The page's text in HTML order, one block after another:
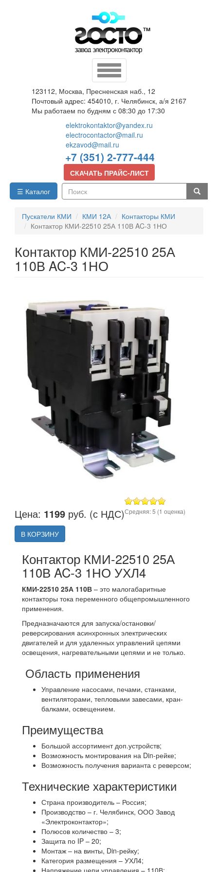
Toggle
navigation
123112, Москва, Пресненская наб., 12
Почтовый адрес: 454010, г. Челябинск, а/я 2167
Мы работаем по будням с 08:30 до 17:30
elektrokontaktor@yandex.ru
electrocontactor@mail.ru
ekzavod@mail.ru
+7 (351) 2-777-444
СКАЧАТЬ ПРАЙС-ЛИСТ
☰ Каталог
Пускатели КМИ
КМИ 12А
Контакторы КМИ
Контактор КМИ-22510 25А 110В AC-3 1НО
Контактор КМИ-22510 25А
110В AC-3 1НО
Цена: 1199 руб. (с НДС)
В КОРЗИНУ
Средняя:5 (1 оценка)
Контактор КМИ-22510 25А
110В AC-3 1НО УХЛ4
КМИ-22510 25А 110В – это малогабаритные
контакторы тока переменного общепромышленного
применения.
Предназначаются для запуска/остановки/
реверсирования асинхронных электрических
двигателей и для удаленных управлений цепями
освещения, нагревательными цепями и не только.
Область применения
Управление насосами, печами, станками,
вентиляторами, тепловыми завесами, кран-
балками, освещением.
Преимущества
Большой ассортимент доп.устройств;
Возможность монтирования на Din-рейке;
Возможность получения варианта с реверсом;
Технические характеристики
Страна производитель – Россия;
Производство – г. Челябинск, ООО Завод
«Электроконтактор»;
Полюсов количество – 3;
Защита по IP – 20;
Монтаж – на винты, Din-рейку;
Категория размещения – УХЛ4;